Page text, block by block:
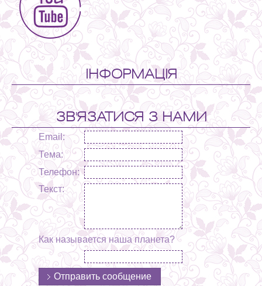
ІНФОРМАЦІЯ
ЗВ'ЯЗАТИСЯ З НАМИ
Email:
Тема:
Телефон:
Текст:
Как называется наша планета?